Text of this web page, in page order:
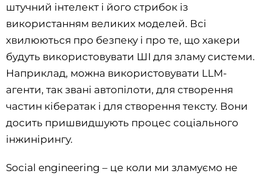
штучний інтелект і його стрибок із
використанням великих моделей. Всі
хвилюються про безпеку і про те, що хакери
будуть використовувати ШІ для зламу системи.
Наприклад, можна використовувати LLM-
агенти, так звані автопілоти, для створення
частин кібератак і для створення тексту. Вони
досить пришвидшують процес соціального
інжинірингу.
Social engineering – це коли ми зламуємо не